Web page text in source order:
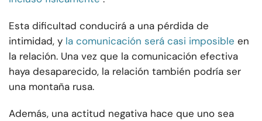
Esta dificultad conducirá a una pérdida de
intimidad, y la comunicación será casi imposible en
la relación. Una vez que la comunicación efectiva
haya desaparecido, la relación también podría ser
una montaña rusa.
Además, una actitud negativa hace que uno sea